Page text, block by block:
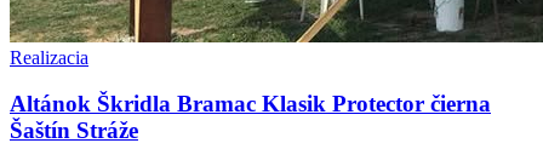
Realizacia
Altánok Škridla Bramac Klasik Protector čierna
Šaštín Stráže